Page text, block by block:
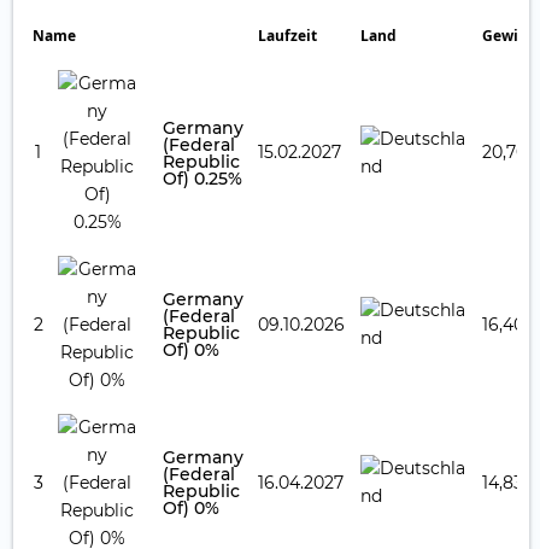
Name Laufzeit Land Gewicht
1
Germany
(Federal
Republic
Of) 0.25%
15.02.2027 20,70
2
Germany
(Federal
Republic
Of) 0%
09.10.2026 16,40
3
Germany
(Federal
Republic
Of) 0%
16.04.2027 14,83